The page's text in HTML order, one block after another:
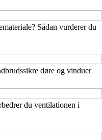
Sådan vurderer du
døre og vinduer
du ventilationen i